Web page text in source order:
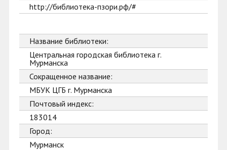
http://библиотека-пзори.рф/#
Название библиотеки:
Центральная городская библиотека г.
Мурманска
Сокращенное название:
МБУК ЦГБ г. Мурманска
Почтовый индекс:
183014
Город:
Мурманск